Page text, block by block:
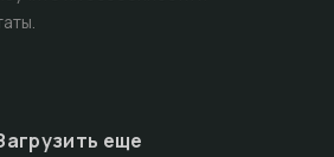
еще